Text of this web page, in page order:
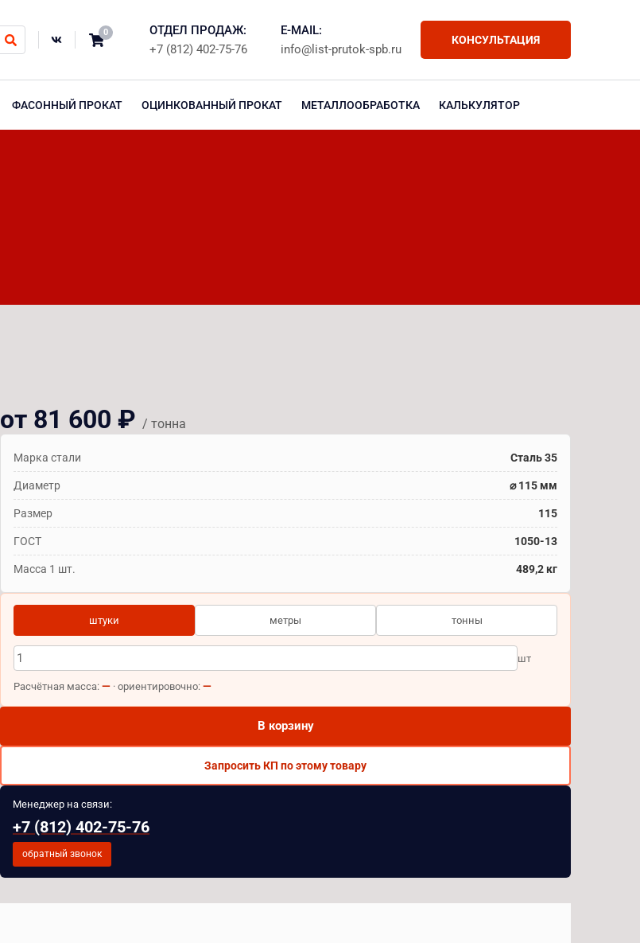
0
КОНСУЛЬТАЦИЯ
ОТДЕЛ ПРОДАЖ:
+7 (812) 402-75-76
E-MAIL:
info@list-prutok-spb.ru
ФАСОННЫЙ ПРОКАТ ОЦИНКОВАННЫЙ ПРОКАТ МЕТАЛЛООБРАБОТКА КАЛЬКУЛЯТОР
от 81 600 ₽ / тонна
Марка стали Сталь 35
Диаметр ⌀ 115 мм
Размер 115
ГОСТ 1050-13
Масса 1 шт. 489,2 кг
штуки метры тонны
шт
Расчётная масса: — · ориентировочно: —
В корзину
Запросить КП по этому товару
Менеджер на связи:
+7 (812) 402-75-76
обратный звонок